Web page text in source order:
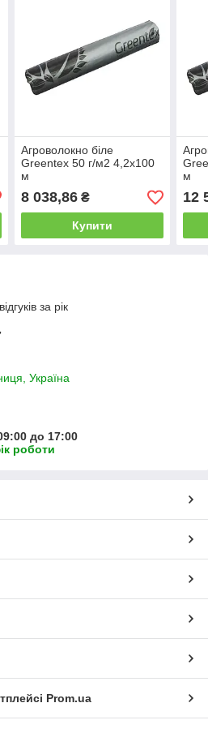
Агроволокно біле
Greentex 50 г/м2 4,2x100
м
8 038,86₴
Купити
м
12
за рік
Україна
до 17:00
роботи
Prom.ua